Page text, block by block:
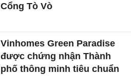
Cổng Tò Vò
Vinhomes Green Paradise
được chứng nhận Thành
phố thông minh tiêu chuẩn